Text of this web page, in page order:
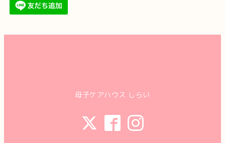
母子ケアハウス しらい